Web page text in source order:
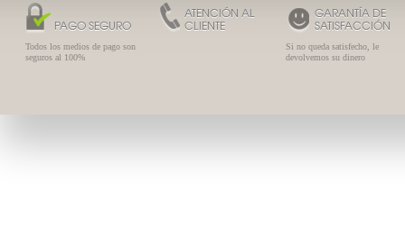
PAGO SEGURO
Todos los medios de pago son
seguros al 100%
ATENCIÓN AL
CLIENTE
GARANTÍA DE
SATISFACCIÓN
Si no queda satisfecho, le
devolvemos su dinero